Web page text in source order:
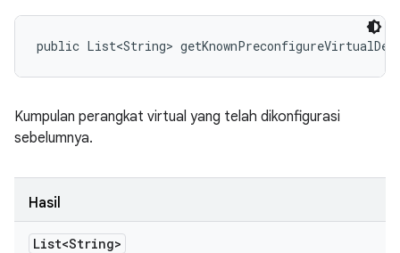
public List<String>
Kumpulan perangkat virtual yang telah dikonfigurasi
sebelumnya.
Hasil
List<String>